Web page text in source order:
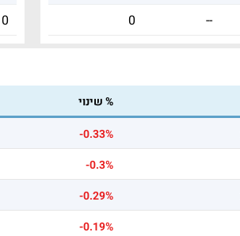
--
0
0
% שינוי
-0.33%
-0.3%
-0.29%
-0.19%